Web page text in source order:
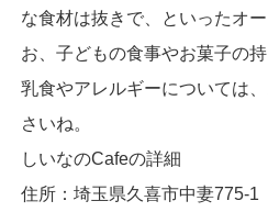
な食材は抜きで、といったオ
お、子どもの食事やお菓子の
乳食やアレルギーについては
さいね。
しいなのCafeの詳細
住所：埼玉県久喜市中妻775-1